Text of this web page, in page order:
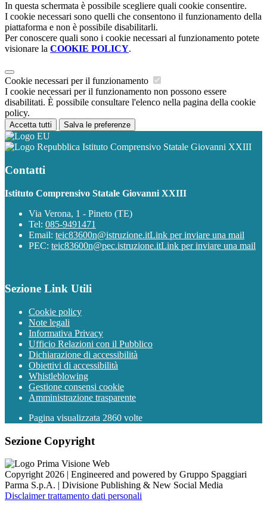
In questa schermata è possibile scegliere quali cookie consentire.
I cookie necessari sono quelli che consentono il funzionamento della
piattaforma e non è possibile disabilitarli.
Per conoscere quali sono i cookie necessari al funzionamento potete
visionare la COOKIE POLICY.
Cookie necessari per il funzionamento
I cookie necessari per il funzionamento non possono essere
disabilitati. È possibile consultare l'elenco nella pagina della cookie
policy.
Accetta tutti Salva le preferenze
Istituto Comprensivo Statale Giovanni XXIII
Contatti
Istituto Comprensivo Statale Giovanni XXIII
Via Verona, 1 - Pineto (TE)
Tel: 085-9491471
Email: teic83600n@istruzione.itLink per inviare una mail
PEC: teic83600n@pec.istruzione.itLink per inviare una mail
Sezione Link Utili
Cookie policy
Note legali
Informativa Privacy
Ufficio Relazioni con il Pubblico
Dichiarazione di accessibilità
Obiettivi di accessibilità
Whistleblowing
Gestione consensi cookie
Amministrazione trasparente
Pagina visualizzata 2860 volte
Sezione Copyright
Copyright 2026 | Engineered and powered by Gruppo Spaggiari
Parma S.p.A. | Divisione Publishing & New Social Media
Disclaimer trattamento dati personali